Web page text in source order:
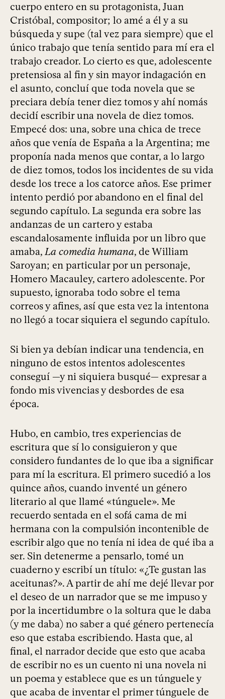
cuerpo entero en su protagonista, Juan
Cristóbal, compositor; lo amé a él y a su
búsqueda y supe (tal vez para siempre) que el
único trabajo que tenía sentido para mí era el
trabajo creador. Lo cierto es que, adolescente
pretensiosa al fin y sin mayor indagación en
el asunto, concluí que toda novela que se
preciara debía tener diez tomos y ahí nomás
decidí escribir una novela de diez tomos.
Empecé dos: una, sobre una chica de trece
años que venía de España a la Argentina; me
proponía nada menos que contar, a lo largo
de diez tomos, todos los incidentes de su vida
desde los trece a los catorce años. Ese primer
intento perdió por abandono en el final del
segundo capítulo. La segunda era sobre las
andanzas de un cartero y estaba
escandalosamente influida por un libro que
amaba, La comedia humana, de William
Saroyan; en particular por un personaje,
Homero Macauley, cartero adolescente. Por
supuesto, ignoraba todo sobre el tema
correos y afines, así que esta vez la intentona
no llegó a tocar siquiera el segundo capítulo.
Si bien ya debían indicar una tendencia, en
ninguno de estos intentos adolescentes
conseguí —y ni siquiera busqué— expresar a
fondo mis vivencias y desbordes de esa
época.
Hubo, en cambio, tres experiencias de
escritura que sí lo consiguieron y que
considero fundantes de lo que iba a significar
para mí la escritura. El primero sucedió a los
quince años, cuando inventé un género
literario al que llamé «túnguele». Me
recuerdo sentada en el sofá cama de mi
hermana con la compulsión incontenible de
escribir algo que no tenía ni idea de qué iba a
ser. Sin detenerme a pensarlo, tomé un
cuaderno y escribí un título: «¿Te gustan las
aceitunas?». A partir de ahí me dejé llevar por
el deseo de un narrador que se me impuso y
por la incertidumbre o la soltura que le daba
(y me daba) no saber a qué género pertenecía
eso que estaba escribiendo. Hasta que, al
final, el narrador decide que esto que acaba
de escribir no es un cuento ni una novela ni
un poema y establece que es un túnguele y
que acaba de inventar el primer túnguele de